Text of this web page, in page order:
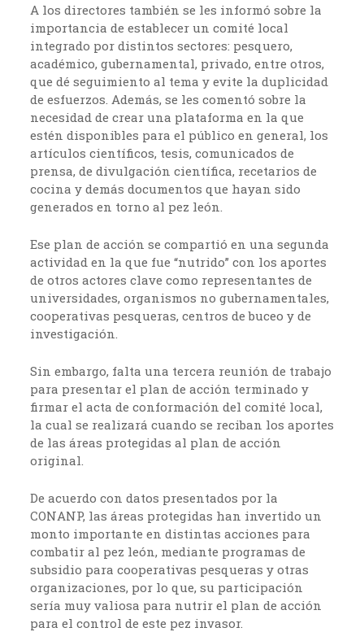
A los directores también se les informó sobre la
importancia de establecer un comité local
integrado por distintos sectores: pesquero,
académico, gubernamental, privado, entre otros,
que dé seguimiento al tema y evite la duplicidad
de esfuerzos. Además, se les comentó sobre la
necesidad de crear una plataforma en la que
estén disponibles para el público en general, los
artículos científicos, tesis, comunicados de
prensa, de divulgación científica, recetarios de
cocina y demás documentos que hayan sido
generados en torno al pez león.
Ese plan de acción se compartió en una segunda
actividad en la que fue “nutrido” con los aportes
de otros actores clave como representantes de
universidades, organismos no gubernamentales,
cooperativas pesqueras, centros de buceo y de
investigación.
Sin embargo, falta una tercera reunión de trabajo
para presentar el plan de acción terminado y
firmar el acta de conformación del comité local,
la cual se realizará cuando se reciban los aportes
de las áreas protegidas al plan de acción
original.
De acuerdo con datos presentados por la
CONANP, las áreas protegidas han invertido un
monto importante en distintas acciones para
combatir al pez león, mediante programas de
subsidio para cooperativas pesqueras y otras
organizaciones, por lo que, su participación
sería muy valiosa para nutrir el plan de acción
para el control de este pez invasor.